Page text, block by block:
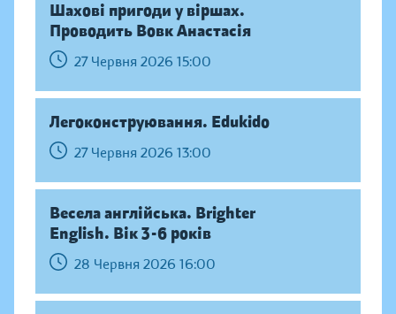
Шахові пригоди у віршах.
Проводить Вовк Анастасія
27 Червня 2026 15:00
Легоконструювання. Edukido
27 Червня 2026 13:00
Весела англійська. Brighter
English. Вік 3-6 років
28 Червня 2026 16:00